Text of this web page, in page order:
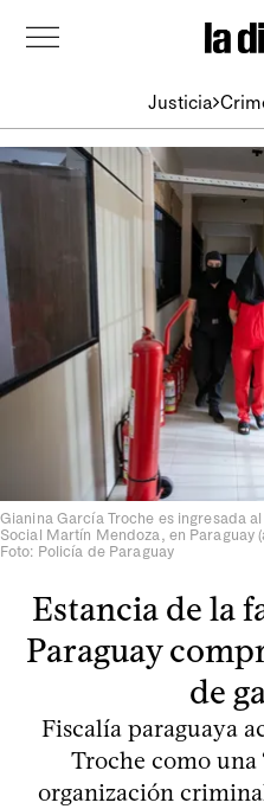
Justicia
Gianina García Troche es ingresada
Social Martín Mendoza, en Paraguay
Foto: Policía de Paraguay
Estancia de la
Paraguay
de
Fiscalía paraguaya
Troche como una
organización